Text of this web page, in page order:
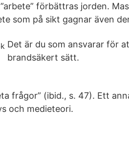
förbättras jorden.
som på sikt gagnar även
Det är du som ansvarar för
brandsäkert sätt.
frågor” (ibid., s. 47). Ett
och medieteori.